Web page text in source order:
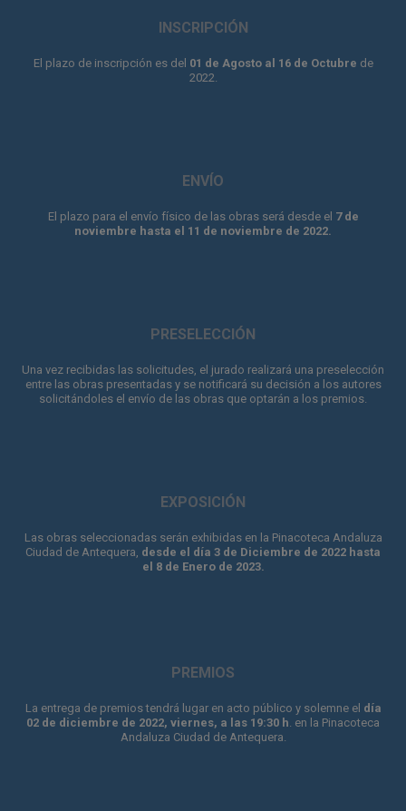
INSCRIPCIÓN
El plazo de inscripción es del 01 de Agosto al 16 de Octubre de
2022.
ENVÍO
El plazo para el envío físico de las obras será desde el 7 de
noviembre hasta el 11 de noviembre de 2022.
PRESELECCIÓN
Una vez recibidas las solicitudes, el jurado realizará una preselección
entre las obras presentadas y se notificará su decisión a los autores
solicitándoles el envío de las obras que optarán a los premios.
EXPOSICIÓN
Las obras seleccionadas serán exhibidas en la Pinacoteca Andaluza
Ciudad de Antequera, desde el día 3 de Diciembre de 2022 hasta
el 8 de Enero de 2023.
PREMIOS
La entrega de premios tendrá lugar en acto público y solemne el día
02 de diciembre de 2022, viernes, a las 19:30 h. en la Pinacoteca
Andaluza Ciudad de Antequera.